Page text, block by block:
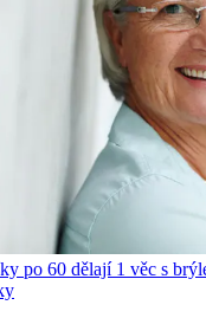
po 60 dělají 1 věc s